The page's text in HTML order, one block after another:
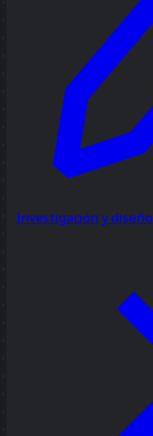
Investigación y diseño